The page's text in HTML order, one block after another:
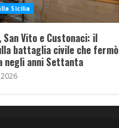
Sicilia
San Vito e Custonaci: il
battaglia civile che fermò
negli anni Settanta